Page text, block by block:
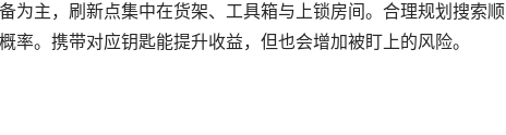
为主，刷新点集中在货架、工具箱与上锁房间。合理规划搜索顺
。携带对应钥匙能提升收益，但也会增加被盯上的风险。